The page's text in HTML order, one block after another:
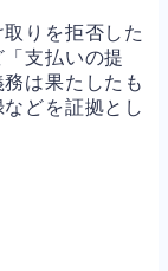
りを拒否した
支払いの提
は果たしたも
どを証拠とし